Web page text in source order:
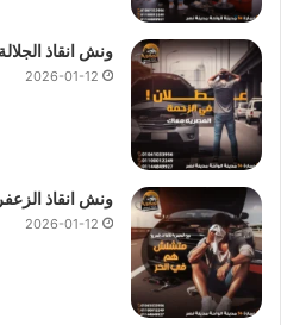
ونش انقاذ الجلالة
2026-01-12
ونش انقاذ
2026-01-12